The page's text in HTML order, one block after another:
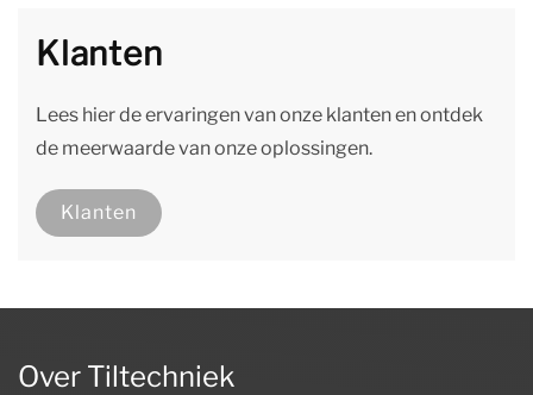
Klanten
Lees hier de ervaringen van onze klanten en ontdek
de meerwaarde van onze oplossingen.
Klanten
Over Tiltechniek